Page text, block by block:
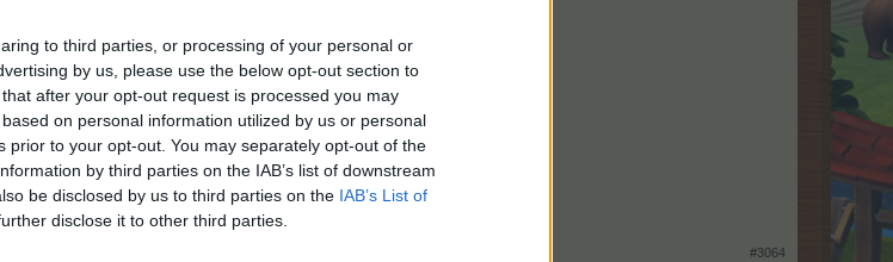
to third parties, or processing of your personal or
by us, please use the below opt-out section to
after your opt-out request is processed you may
on personal information utilized by us or personal
prior to your opt-out. You may separately opt-out of the
by third parties on the IAB’s list of downstream
be disclosed by us to third parties on the IAB’s List of
disclose it to other third parties.
Liebe Freude und Leichtigkeit - "in Speakers Corner"
*lebe, liebe und lache*
#3064